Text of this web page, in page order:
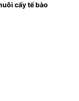
cấy tế bào